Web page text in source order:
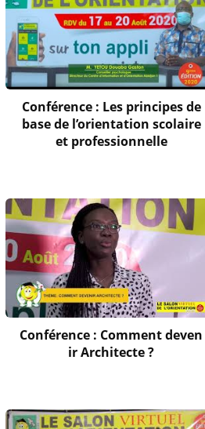
Conférence : Les principes de
base de l’orientation scolaire
et professionnelle
Conférence : Comment deven
ir Architecte ?